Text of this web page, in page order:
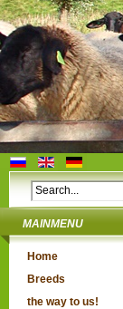
MAINMENU
Home
Breeds
the way to us!